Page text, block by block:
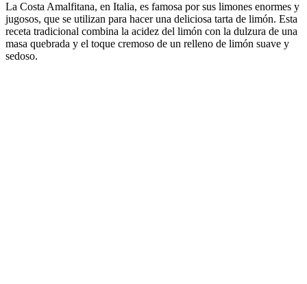
La Costa Amalfitana, en Italia, es famosa por sus limones enormes y
jugosos, que se utilizan para hacer una deliciosa tarta de limón. Esta
receta tradicional combina la acidez del limón con la dulzura de una
masa quebrada y el toque cremoso de un relleno de limón suave y
sedoso.